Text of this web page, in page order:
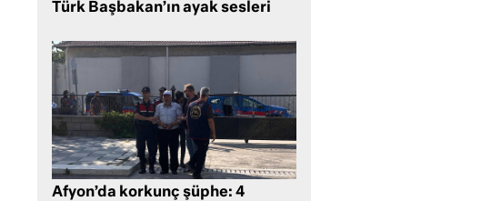
Türk Başbakan’ın ayak sesleri
Afyon’da korkunç şüphe: 4